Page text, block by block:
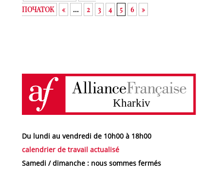
ПОЧАТОК
« ... 2 3 4 5 6 »
Du lundi au vendredi de 10h00 à 18h00
calendrier de travail actualisé
Samedi / dimanche : nous sommes fermés